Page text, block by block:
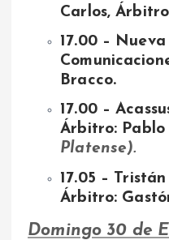
Carlos,
17.00 –
Bracco.
17.00 –
Árbitro: Pablo
Platense).
17.05 –
Árbitro:
Domingo 30 de